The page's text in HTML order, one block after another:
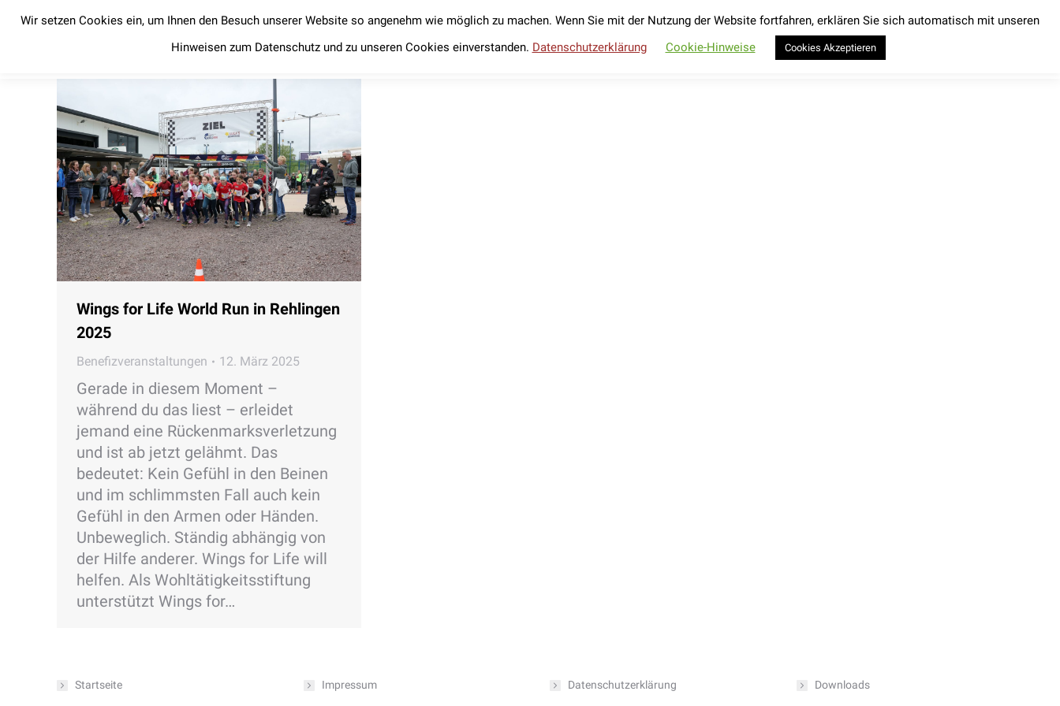
Startseite News Unser Verein Werde Förderer Fahrradverleih Kontakt Wings for Life World Run 2026
Wings for Life World Run in Rehlingen
2025
Benefizveranstaltungen 12. März 2025
Gerade in diesem Moment –
während du das liest – erleidet
jemand eine Rückenmarksverletzung
und ist ab jetzt gelähmt. Das
bedeutet: Kein Gefühl in den Beinen
und im schlimmsten Fall auch kein
Gefühl in den Armen oder Händen.
Unbeweglich. Ständig abhängig von
der Hilfe anderer. Wings for Life will
helfen. Als Wohltätigkeitsstiftung
unterstützt Wings for…
Startseite Impressum Datenschutzerklärung Downloads
Wir setzen Cookies ein, um Ihnen den Besuch unserer Website so angenehm wie möglich zu machen. Wenn Sie mit der Nutzung der Website fortfahren, erklären Sie sich automatisch mit unseren
Hinweisen zum Datenschutz und zu unseren Cookies einverstanden. Datenschutzerklärung Cookie-Hinweise Cookies Akzeptieren
Startseite News Unser Verein Werde Förderer Fahrradverleih Kontakt Wings for Life World Run 2026 Search: